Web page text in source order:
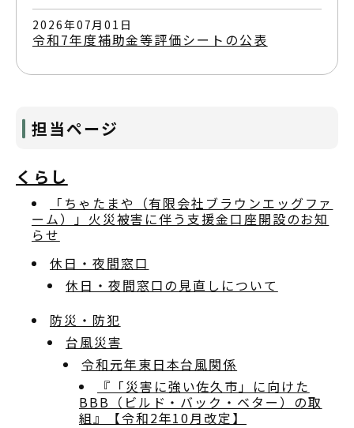
2026年07月01日
令和7年度補助金等評価シートの公表
担当ページ
くらし
「ちゃたまや（有限会社ブラウンエッグファ
ーム）」火災被害に伴う支援金口座開設のお知
らせ
休日・夜間窓口
休日・夜間窓口の見直しについて
防災・防犯
台風災害
令和元年東日本台風関係
『「災害に強い佐久市」に向けた
BBB（ビルド・バック・ベター）の取
組』【令和2年10月改定】